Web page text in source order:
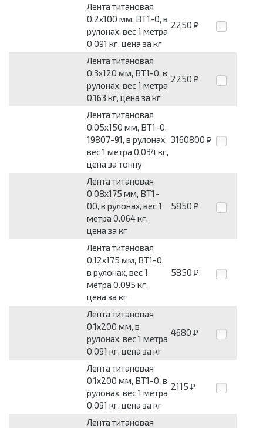
Лента титановая
0.2x100 мм, ВТ1-0, в
рулонах, вес 1 метра
0.091 кг, цена за кг
2250 ₽
Лента титановая
0.3x120 мм, ВТ1-0, в
рулонах, вес 1 метра
0.163 кг, цена за кг
2250 ₽
Лента титановая
0.05x150 мм, ВТ1-0,
19807-91, в рулонах,
вес 1 метра 0.034 кг,
цена за тонну
3160800 ₽
Лента титановая
0.08x175 мм, ВТ1-
00, в рулонах, вес 1
метра 0.064 кг,
цена за кг
5850 ₽
Лента титановая
0.12x175 мм, ВТ1-0,
в рулонах, вес 1
метра 0.095 кг,
цена за кг
5850 ₽
Лента титановая
0.1x200 мм, в
рулонах, вес 1 метра
0.091 кг, цена за кг
4680 ₽
Лента титановая
0.1x200 мм, ВТ1-0, в
рулонах, вес 1 метра
0.091 кг, цена за кг
2115 ₽
Лента титановая